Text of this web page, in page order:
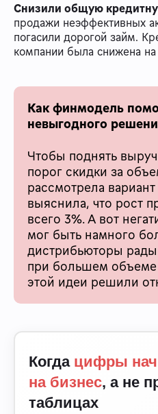
Снизили общую
продажи неэффективных
погасили дорогой займ.
компании была снижена
Как финмодель
невыгодного
Чтобы поднять
порог скидки за
рассмотрела
выяснила, что рост
всего 3%. А вот
мог быть намного
дистрибьюторы
при большем объеме
этой идеи решили
Когда цифры
на бизнес, а не
таблицах